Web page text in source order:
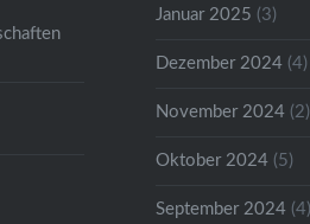
Januar 2025 (3)
Dezember 2024 (4)
November 2024 (2)
Oktober 2024 (5)
September 2024 (4)